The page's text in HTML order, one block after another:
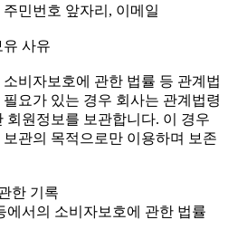
민번호 앞자리, 이메일
사유
비자보호에 관한 법률 등 관계법
요가 있는 경우 회사는 관계법령
회원정보를 보관합니다. 이 경우
관의 목적으로만 이용하며 보존
한 기록
서의 소비자보호에 관한 법률